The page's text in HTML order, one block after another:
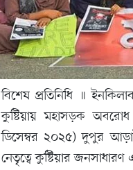
বিশেষ প্রতিনিধি ॥
কুষ্টিয়ায় মহাসড়ক
ডিসেম্বর ২০২৫) দুপুর
নেতৃত্বে কুষ্টিয়ার